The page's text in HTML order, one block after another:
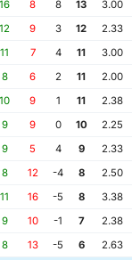
16 8 8 13
3.00
12 9 3 12
2.33
11 7 4 11
3.00
8 6 2 11
2.00
10 9 1 11
2.38
9 9 0 10
2.25
9 5 4 9
2.33
8 12 -4 8
2.50
11 16 -5 8
3.38
9 10 -1 7
2.38
8 13 -5 6
2.63